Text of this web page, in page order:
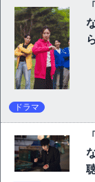
ドラマ